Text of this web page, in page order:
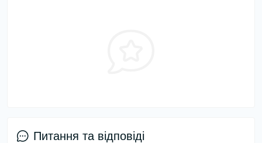
Питання та відповіді